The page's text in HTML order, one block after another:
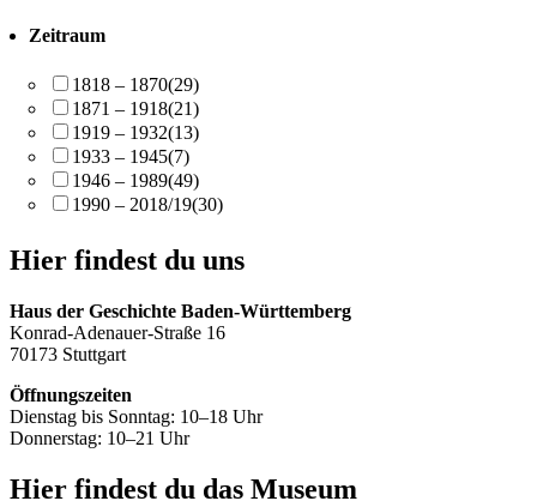
Zeitraum
1818 – 1870(29)
1871 – 1918(21)
1919 – 1932(13)
1933 – 1945(7)
1946 – 1989(49)
1990 – 2018/19(30)
Hier findest du uns
Haus der Geschichte Baden-Württemberg
Konrad-Adenauer-Straße 16
70173 Stuttgart
Öffnungszeiten
Dienstag bis Sonntag: 10–18 Uhr
Donnerstag: 10–21 Uhr
Hier findest du das Museum